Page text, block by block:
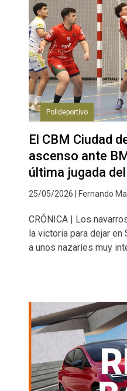
Polideportivo
El CBM Ciudad
ascenso ante
última jugada
25/05/2026 | Fernando
CRÓNICA | Los
la victoria para dejar
a unos nazaríes muy